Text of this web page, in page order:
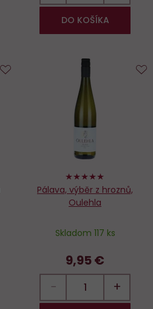
DO KOŠÍKA
100%
Pálava, výběr z hroznů,
Oulehla
Skladom 117 ks
9,95 €
− +